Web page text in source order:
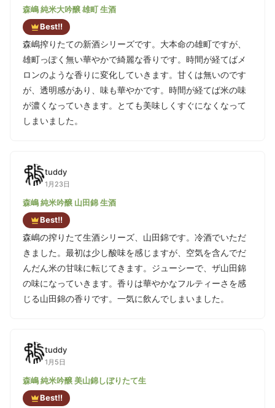
森嶋 純米大吟醸 雄町 生酒
Best!!
森嶋搾りたての新酒シリーズです。大本命の雄町ですが、
雄町っぽく無い華やかで綺麗な香りです。時間が経てばメ
ロンのような香りに変化していきます。甘くは無いのです
が、透明感があり、味も華やかです。時間が経てば米の味
が濃くなっていきます。とても美味しくすぐになくなって
しまいました。
tuddy
1月23日
森嶋 純米吟醸 山田錦 生酒
Best!!
森嶋の搾りたて生酒シリーズ、山田錦です。冷酒でいただ
きました。最初は少し酸味を感じますが、空気を含んでだ
んだん米の甘味に転じてきます。ジューシーで、ザ山田錦
の味になっていきます。香りは華やかなフルティーさを感
じる山田錦の香りです。一気に飲んでしまいました。
tuddy
1月5日
森嶋 純米吟醸 美山錦しぼりたて生
Best!!